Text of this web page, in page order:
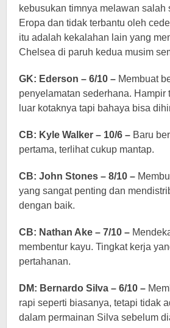
kebusukan timnya melawan salah
Eropa dan tidak terbantu oleh
itu adalah kekalahan lain yang
Chelsea di paruh kedua musim
GK: Ederson – 6/10 – Membuat
penyelamatan sederhana. Hampir
luar kotaknya tapi bahaya bisa
CB: Kyle Walker – 10/6 – Baru
pertama, terlihat cukup mantap.
CB: John Stones – 8/10 –
yang sangat penting dan
dengan baik.
CB: Nathan Ake – 7/10 –
membentur kayu. Tingkat kerja
pertahanan.
DM: Bernardo Silva – 6/10 –
rapi seperti biasanya, tetapi tidak
dalam permainan Silva sebelum